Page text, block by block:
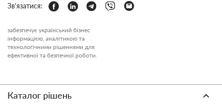
Зв'язатися:
забезпечує український бізнес
інформацією, аналітикою та
технологічними рішеннями для
ефективної та безпечної роботи.
Каталог рішень